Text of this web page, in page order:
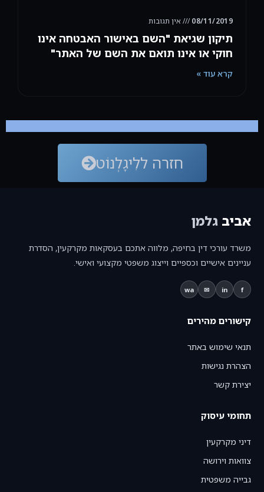
תיקון שגיאת "השם באישור האבטחה אינו
חוקי או אינו תואם את השם של האתר"
08/11/2019 אין תגובות
קרא עוד »
חזרה ללִיגָלְנוֹט
אביבגלמן
משרד עורכי דין בחיפה, מלווה אתכם בעסקאות מקרקעין, הסדרת
עניינים אישיים וכספיים וייצוג משפטי מקצועי ואישי.
f
in
✉
wa
קישורים מהירים
תנאי שימוש באתר
הצהרת נגישות
יצירת קשר
תחומי עיסוק
דיני מקרקעין
צוואות וירושה
גבייה משפטית